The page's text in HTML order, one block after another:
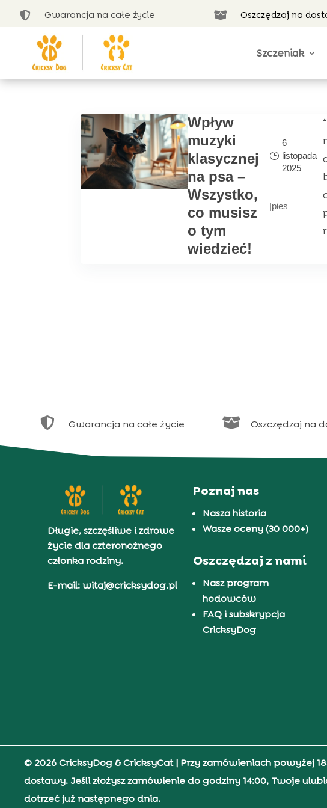
 Gwarancja na całe życie  Oszczędzaj na
Szczeniak
Wpływ
muzyki
klasycznej
na psa –
Wszystko,
co musisz
o tym
wiedzieć!
6
listopada
2025
|pies
 Gwarancja na całe życie  Oszczędzaj na
Długie, szczęśliwe i zdrowe
życie dla czteronożnego
członka rodziny.
E-mail: witaj@cricksydog.pl
Poznaj nas
Nasza historia
Wasze oceny (30 000+)
Oszczędzaj z nami
Nasz program
hodowców
FAQ i subskrypcja
CricksyDog
© 2026 CricksyDog & CricksyCat| Przy zamówieniach powyżej
dostawy. Jeśli złożysz zamówienie do godziny 14:00, Twoje
dotrzeć już następnego dnia.